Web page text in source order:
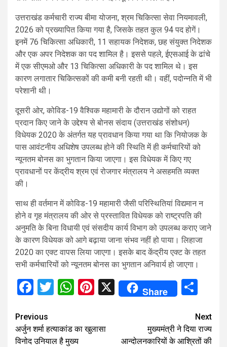
उत्तराखंड कर्मचारी राज्य बीमा योजना, श्रम चिकित्सा सेवा नियमावली,
2026 को प्रख्यापित किया गया है, जिसके तहत कुल 94 पद होगें।
इनमें 76 चिकित्सा अधिकारी, 11 सहायक निदेशक, छह संयुक्त निदेशक
और एक अपर निदेशक का पद शामिल है। इससे पहले, ईएसआई के ढांचे
में एक सीएमओ और 13 चिकित्सा अधिकारी के पद शामिल थे। इस
कारण लगातार चिकित्सकों की कमी बनी रहती थी। वहीं, पदोन्नति में भी
परेशानी थी।
दूसरी ओर, कोविड-19 वैश्विक महामारी के दौरान उद्योगों को राहत
प्रदान किए जाने के उद्देश्य से बोनस संदाय (उत्तराखंड संशोधन)
विधेयक 2020 के अंतर्गत यह प्रावधान किया गया था कि नियोजक के
पास आवंटनीय अधिशेष उपलब्ध होने की स्थिति में ही कर्मचारियों को
न्यूनतम बोनस का भुगतान किया जाएगा। इस विधेयक में किए गए
प्रावधानों पर केंद्रीय श्रम एवं रोजगार मंत्रालय ने असहमति व्यक्त
की।
साथ ही वर्तमान में कोविड-19 महामारी जैसी परिस्थितियां विद्यमान न
होने व गृह मंत्रालय की ओर से प्रस्तावित विधेयक को राष्ट्रपति की
अनुमति के बिना विधायी एवं संसदीय कार्य विभाग को उपलब्ध कराए जाने
के कारण विधेयक को आगे बढ़ाया जाना संभव नहीं हो पाया। लिहाजा
2020 का एक्ट वापस लिया जाएगा। इसके बाद केंद्रीय एक्ट के तहत
सभी कर्मचारियों को न्यूनतम बोनस का भुगतान अनिवार्य हो जाएगा।
Facebook
Twitter
WhatsApp
Pinterest
X Share
Continue
Reading
Previous
अर्जुन शर्मा हत्याकांड का खुलासा
विनोद उनियाल है मुख्य
Next
मुख्यमंत्री ने दिया राज्य
आन्दोलनकारियों के आश्रितों की